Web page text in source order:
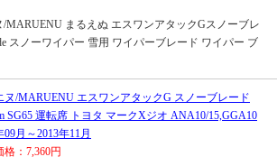
MARUENU まるえぬ エスワンアタックGスノーブレ
スノーワイパー 雪用 ワイパーブレード ワイパー ブ
ヌ/MARUENU エスワンアタックG スノーブレード
SG65 運転席 トヨタ マークXジオ ANA10/15,GGA10
09月～2013年11月
格：7,360円